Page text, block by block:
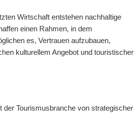
Wirtschaft entstehen nachhaltige
einen Rahmen, in dem
es, Vertrauen aufzubauen,
kulturellem Angebot und touristischer
Tourismusbranche von strategischer